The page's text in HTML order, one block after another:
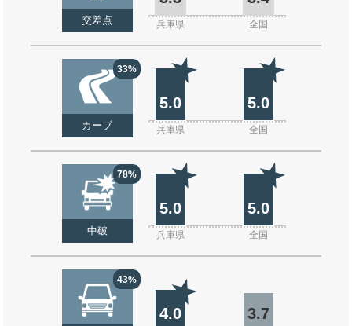
交差点 兵庫県 全国
33%
カーブ
5.0 5.0
兵庫県 全国
78%
中破
5.0 5.0
兵庫県 全国
43%
4.0 3.7